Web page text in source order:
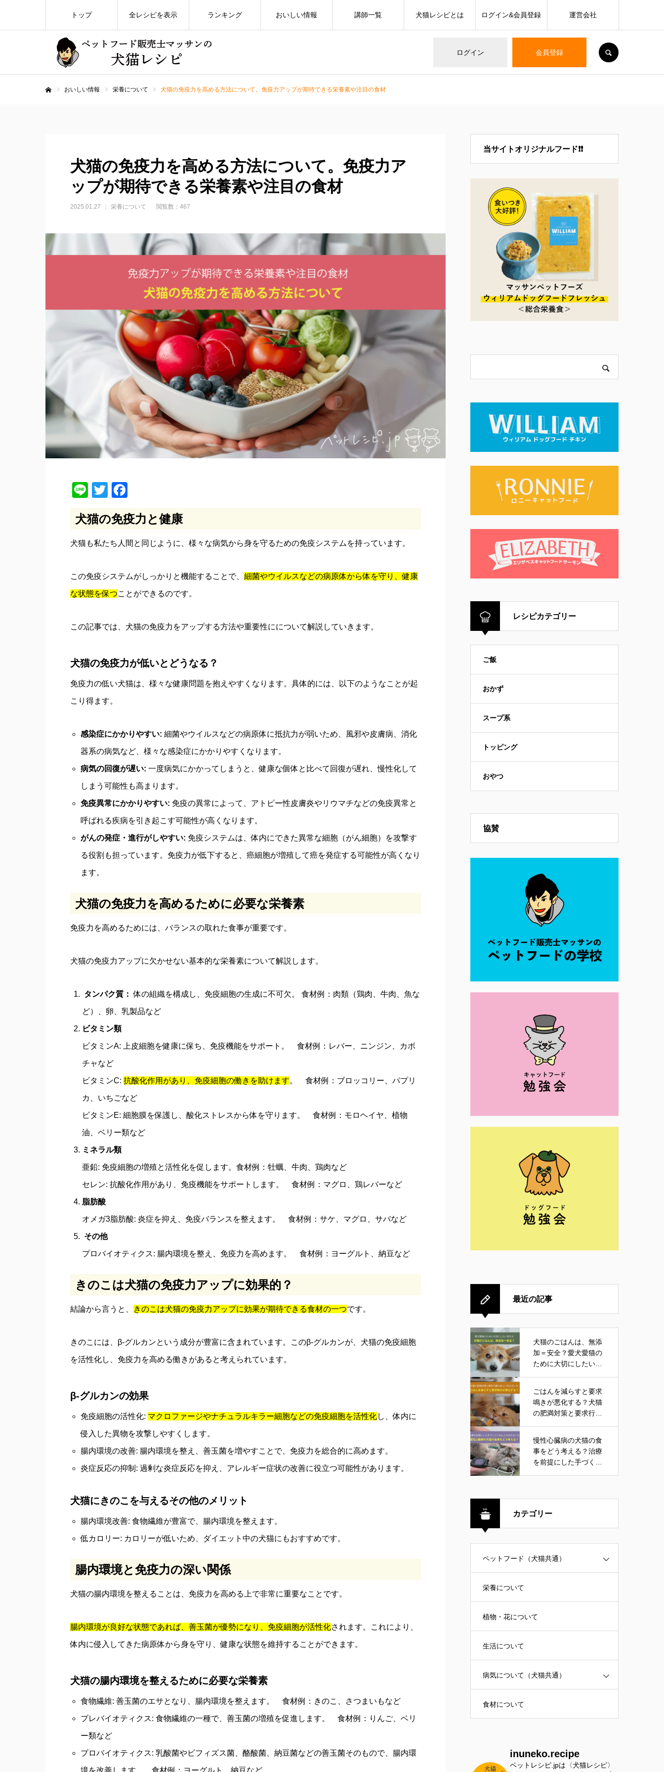
ログイン 会員登録
トップ 全レシピを表示 ランキング おいしい情報 講師一覧 犬猫レシピとは ログイン&会員登録 運営会社
おいしい情報 栄養について 犬猫の免疫力を高める方法について。免疫力アップが期待できる栄養素や注目の食材
犬猫の免疫力を高める方法について。免疫力ア
ップが期待できる栄養素や注目の食材
2025.01.27 栄養について 閲覧数：467
LineTwitter
犬猫の免疫力と健康
犬猫も私たち人間と同じように、様々な病気から身を守るための免疫システムを持っています。
この免疫システムがしっかりと機能することで、 細菌やウイルスなどの病原体から体を守り、健康
な状態を保つことができるのです。
この記事では、犬猫の免疫力をアップする方法や重要性にについて解説していきます。
犬猫の免疫力が低いとどうなる？
免疫力の低い犬猫は、様々な健康問題を抱えやすくなります。具体的には、以下のようなことが起
こり得ます。
感染症にかかりやすい: 細菌やウイルスなどの病原体に抵抗力が弱いため、風邪や皮膚病、消化
器系の病気など、様々な感染症にかかりやすくなります。
病気の回復が遅い: 一度病気にかかってしまうと、健康な個体と比べて回復が遅れ、慢性化して
しまう可能性も高まります。
免疫異常にかかりやすい: 免疫の異常によって、アトピー性皮膚炎やリウマチなどの免疫異常と
呼ばれる疾病を引き起こす可能性が高くなります。
がんの発症・進行がしやすい: 免疫システムは、体内にできた異常な細胞（がん細胞）を攻撃す
る役割も担っています。免疫力が低下すると、癌細胞が増殖して癌を発症する可能性が高くなり
ます。
犬猫の免疫力を高めるために必要な栄養素
免疫力を高めるためには、バランスの取れた食事が重要です。
犬猫の免疫力アップに欠かせない基本的な栄養素について解説します。
タンパク質： 体の組織を構成し、免疫細胞の生成に不可欠。 食材例：肉類（鶏肉、牛肉、魚な
ど）、卵、乳製品など
ビタミン類
ビタミンA: 上皮細胞を健康に保ち、免疫機能をサポート。 食材例：レバー、ニンジン、カボ
チャなど
ビタミンC: 抗酸化作用があり、免疫細胞の働きを助けます。 食材例：ブロッコリー、パプリ
カ、いちごなど
ビタミンE: 細胞膜を保護し、酸化ストレスから体を守ります。 食材例：モロヘイヤ、植物
油、ベリー類など
ミネラル類
亜鉛: 免疫細胞の増殖と活性化を促します。食材例：牡蠣、牛肉、鶏肉など
セレン: 抗酸化作用があり、免疫機能をサポートします。 食材例：マグロ、鶏レバーなど
脂肪酸
オメガ3脂肪酸: 炎症を抑え、免疫バランスを整えます。 食材例：サケ、マグロ、サバなど
その他
プロバイオティクス: 腸内環境を整え、免疫力を高めます。 食材例：ヨーグルト、納豆など
きのこは犬猫の免疫力アップに効果的？
結論から言うと、 きのこは犬猫の免疫力アップに効果が期待できる食材の一つです。
きのこには、β-グルカンという成分が豊富に含まれています。このβ-グルカンが、犬猫の免疫細胞
を活性化し、免疫力を高める働きがあると考えられています。
β-グルカンの効果
免疫細胞の活性化: マクロファージやナチュラルキラー細胞などの免疫細胞を活性化し、体内に
侵入した異物を攻撃しやすくします。
腸内環境の改善: 腸内環境を整え、善玉菌を増やすことで、免疫力を総合的に高めます。
炎症反応の抑制: 過剰な炎症反応を抑え、アレルギー症状の改善に役立つ可能性があります。
犬猫にきのこを与えるその他のメリット
腸内環境改善: 食物繊維が豊富で、腸内環境を整えます。
低カロリー: カロリーが低いため、ダイエット中の犬猫にもおすすめです。
腸内環境と免疫力の深い関係
犬猫の腸内環境を整えることは、免疫力を高める上で非常に重要なことです。
腸内環境が良好な状態であれば、善玉菌が優勢になり、免疫細胞が活性化されます。これにより、
体内に侵入してきた病原体から身を守り、健康な状態を維持することができます。
犬猫の腸内環境を整えるために必要な栄養素
食物繊維: 善玉菌のエサとなり、腸内環境を整えます。 食材例：きのこ、さつまいもなど
プレバイオティクス: 食物繊維の一種で、善玉菌の増殖を促進します。 食材例：りんご、ベリ
ー類など
プロバイオティクス: 乳酸菌やビフィズス菌、酪酸菌、納豆菌などの善玉菌そのもので、腸内環
境を改善します。 食材例：ヨーグルト、納豆など
当サイトオリジナルフード❗❗
レシピカテゴリー
ご飯
おかず
スープ系
トッピング
おやつ
協賛
最近の記事
犬猫のごはんは、無添
加＝安全？愛犬愛猫の
ために大切にしたい考
ごはんを減らすと要求
鳴きが悪化する？犬猫
の肥満対策と要求行動
慢性心臓病の犬猫の食
事をどう考える？治療
を前提にした手づくり
カテゴリー
ペットフード（犬猫共通）
栄養について
植物・花について
生活について
病気について（犬猫共通）
食材について
inuneko.recipe
ペットレシピ.jpは〈犬猫レシピ〉